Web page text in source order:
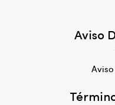
Aviso